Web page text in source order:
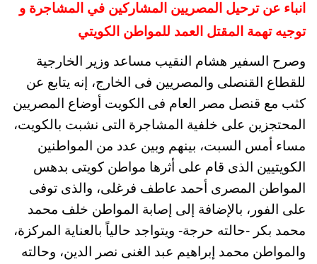
انباء عن ترحيل المصريين المشاركين في المشاجرة و
توجيه تهمة المقتل العمد للمواطن الكويتي
وصرح السفير هشام النقيب مساعد وزير الخارجية
للقطاع القنصلى والمصريين فى الخارج، إنه يتابع عن
كثب مع قنصل مصر العام فى الكويت أوضاع المصريين
المحتجزين على خلفية المشاجرة التى نشبت بالكويت،
مساء أمس السبت، بينهم وبين عدد من المواطنين
الكويتيين الذى قام على أثرها مواطن كويتى بدهس
المواطن المصرى أحمد عاطف فرغلى، والذى توفى
على الفور، بالإضافة إلى إصابة المواطن خلف محمد
محمد بكر -حالته حرجة- ويتواجد حالياً بالعناية المركزة،
والمواطن محمد إبراهيم عبد الغنى نصر الدين، وحالته